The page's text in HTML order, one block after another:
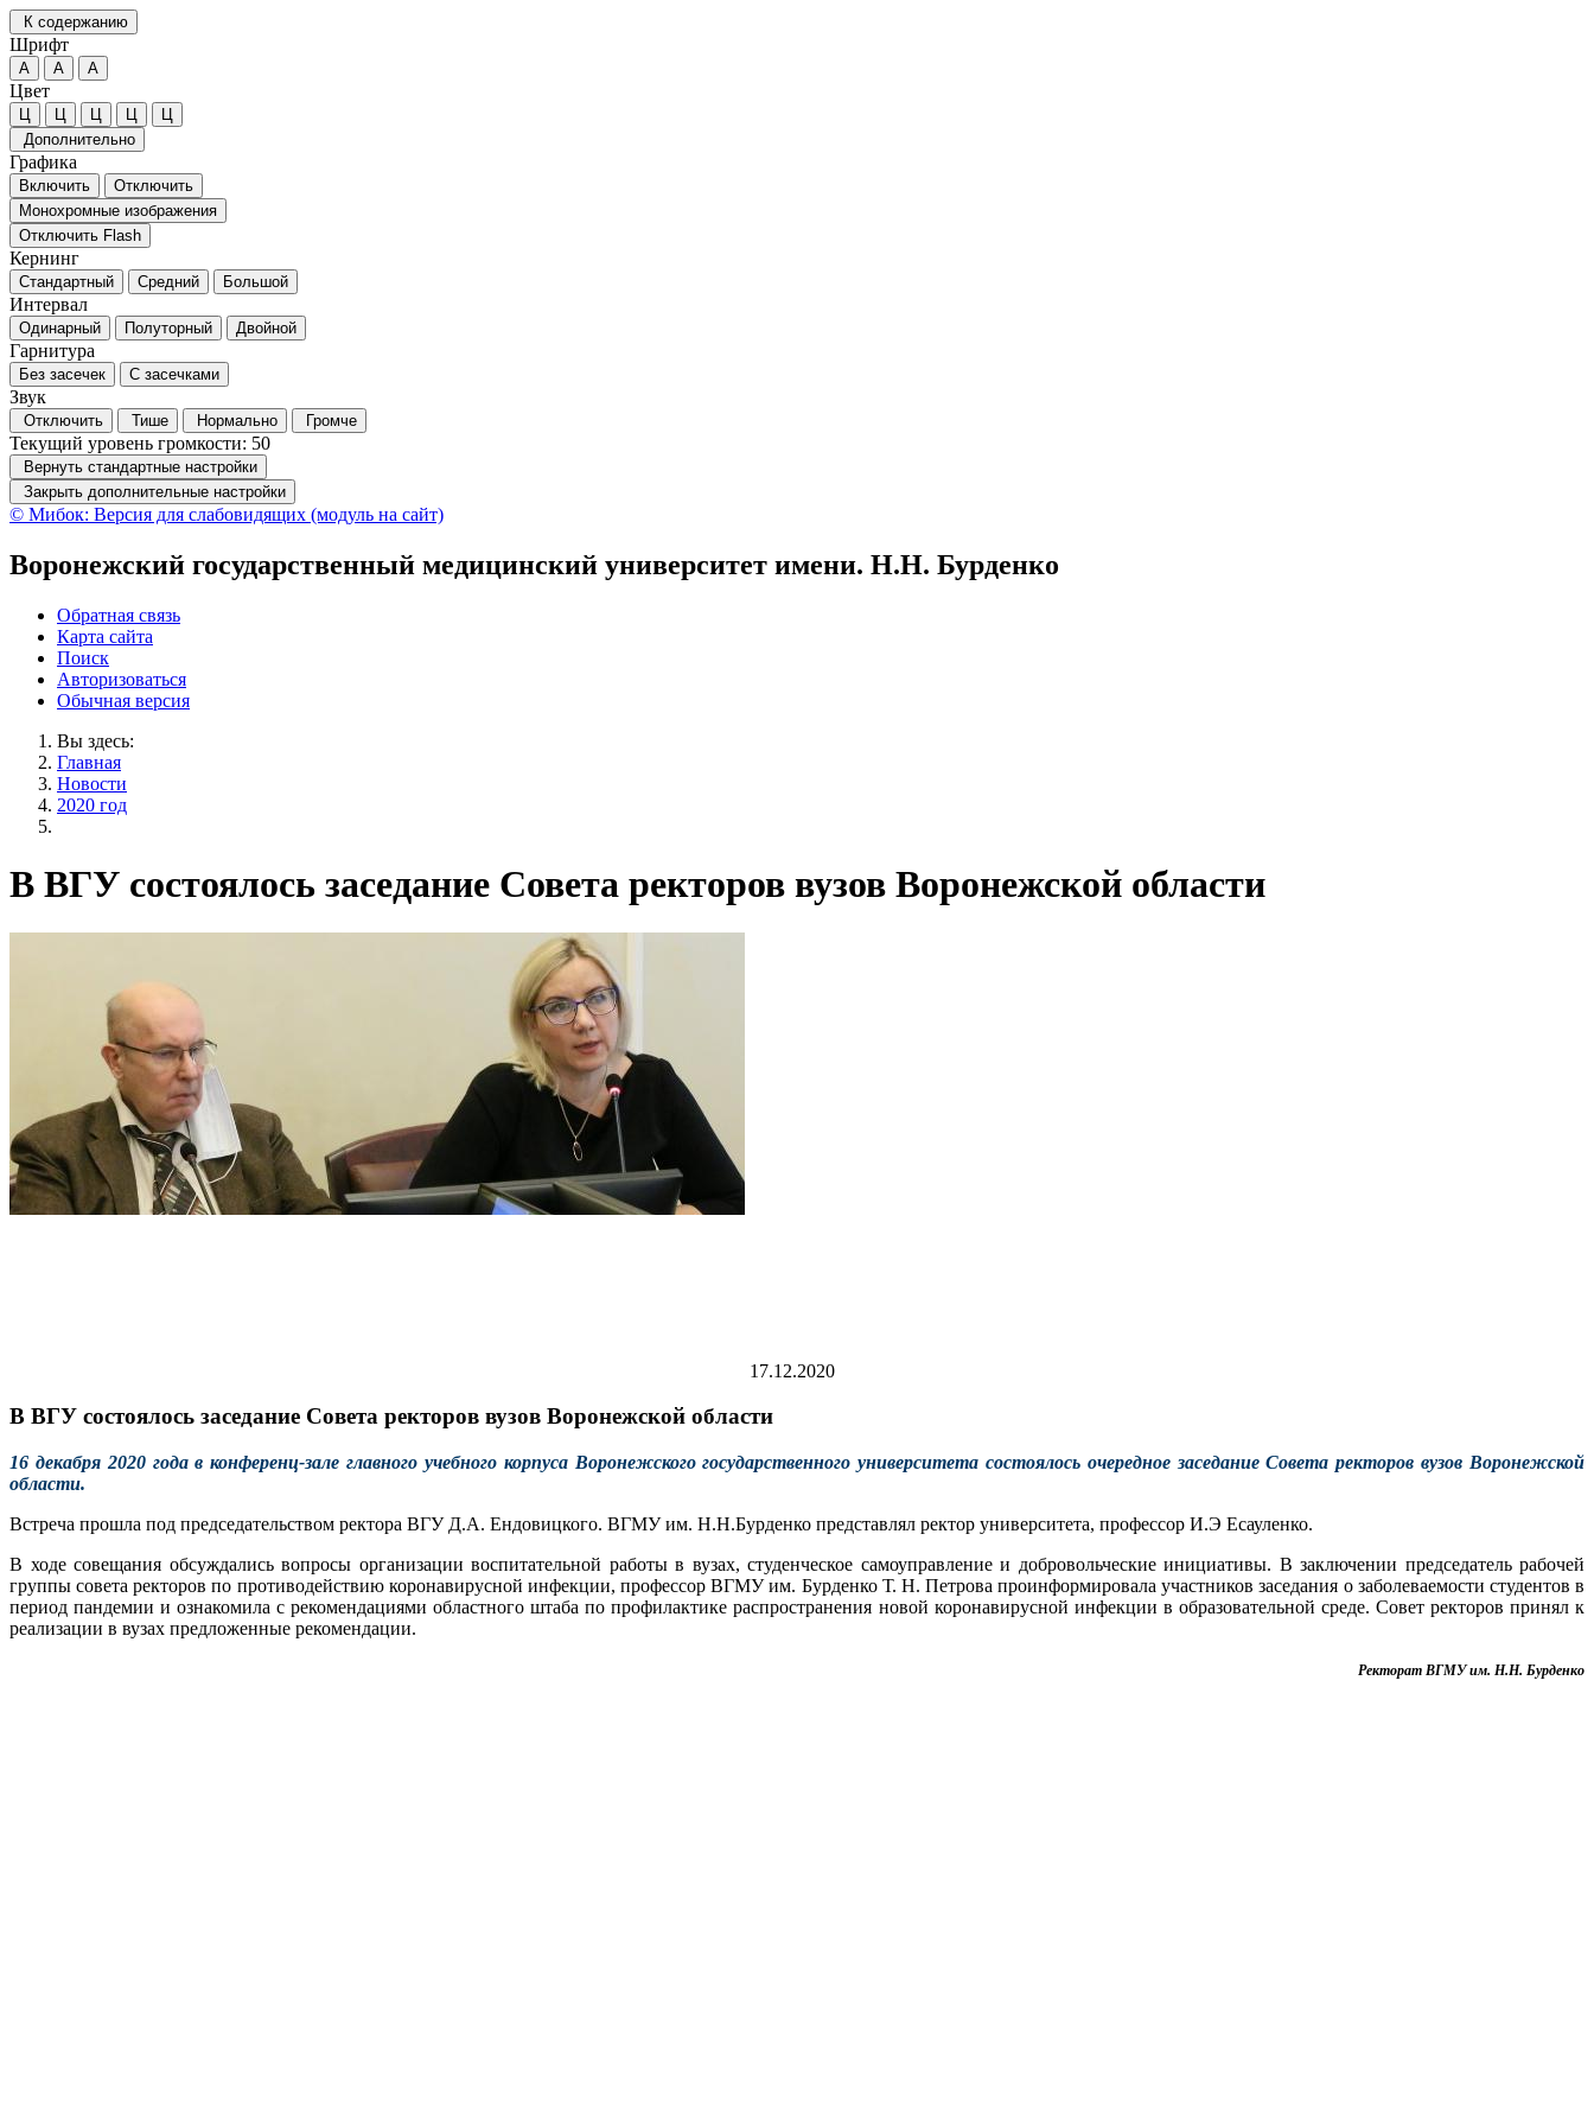
К содержанию
Шрифт
А А А
Цвет
Ц Ц Ц Ц
Ц
Дополнительно
Графика
Включить
Отключить
Монохромные изображения
Отключить Flash
Кернинг
Стандартный Средний Большой
Интервал
Одинарный Полуторный Двойной
Гарнитура
Без засечек С засечками
Звук
Отключить Тише Нормально Громче
Текущий уровень громкости: 50
Вернуть стандартные настройки
Закрыть дополнительные настройки
© Мибок: Версия для слабовидящих (модуль на сайт)
Воронежский государственный медицинский университет имени. Н.Н. Бурденко
Обратная связь
Карта сайта
Поиск
Авторизоваться
Обычная версия
Вы здесь:
Главная
Новости
2020 год
В ВГУ состоялось заседание Совета ректоров вузов Воронежской области
17.12.2020
В ВГУ состоялось заседание Совета ректоров вузов Воронежской области
16 декабря 2020 года в конференц-зале главного учебного корпуса Воронежского государственного университета состоялось очередное заседание Совета ректоров вузов Воронежской
области.
Встреча прошла под председательством ректора ВГУ Д.А. Ендовицкого. ВГМУ им. Н.Н.Бурденко представлял ректор университета, профессор И.Э Есауленко.
В ходе совещания обсуждались вопросы организации воспитательной работы в вузах, студенческое самоуправление и добровольческие инициативы. В заключении председатель рабочей
группы совета ректоров по противодействию коронавирусной инфекции, профессор ВГМУ им. Бурденко Т. Н. Петрова проинформировала участников заседания о заболеваемости студентов в
период пандемии и ознакомила с рекомендациями областного штаба по профилактике распространения новой коронавирусной инфекции в образовательной среде. Совет ректоров принял к
реализации в вузах предложенные рекомендации.
Ректорат ВГМУ им. Н.Н. Бурденко